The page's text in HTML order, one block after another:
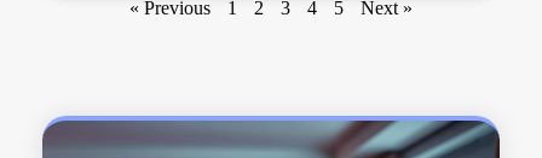
« Previous 1 2 3 4 5 Next »